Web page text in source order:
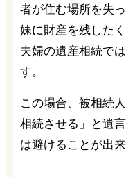
者が住む場所を失
妹に財産を残した
夫婦の遺産相続で
す。
この場合、被相続
相続させる」と遺
は避けることが出来